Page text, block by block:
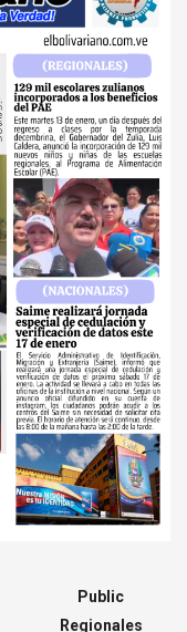
Public
Regionales